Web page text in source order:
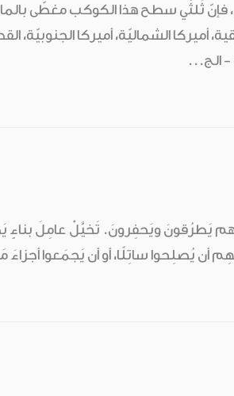
فإنّ ثُلثَي سطح هذا الكوكب مغطّى
أميركا الشماليّة، أميركا الجنوبيّة،
- الج...
وهم يَطرُقونَ ويَحفِرونَ. تَخيَّلْ عامِلَ
أن يُصلِحوا ساتِلًا، أو أن يَجمَعوا